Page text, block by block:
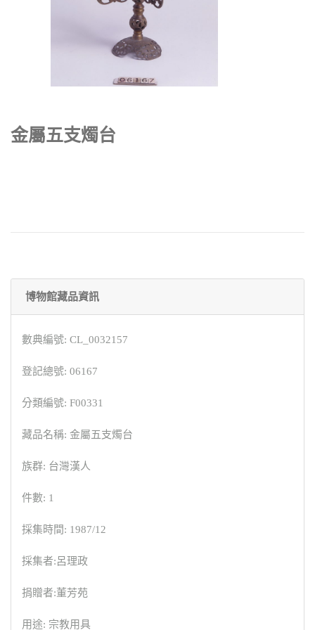
金屬五支燭台
博物館藏品資訊
數典編號: CL_0032157
登記總號: 06167
分類編號: F00331
藏品名稱: 金屬五支燭台
族群: 台灣漢人
件數: 1
採集時間: 1987/12
採集者:呂理政
捐贈者:董芳苑
用途: 宗教用具